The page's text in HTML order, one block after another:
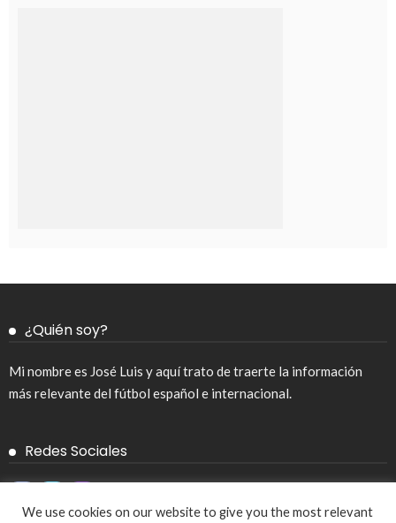
¿Quién soy?
Mi nombre es José Luis y aquí trato de traerte la información
más relevante del fútbol español e internacional.
Redes Sociales
We use cookies on our website to give you the most relevant